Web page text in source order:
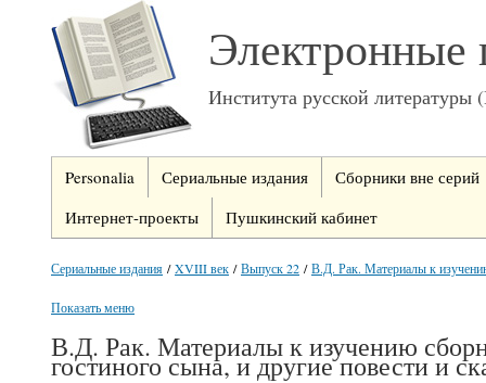
Электронные
Института русской
Personalia Сериальные издания
Сборники вне серий
Интернет-проекты
Пушкинский кабинет
Сериальные издания /XVIII век /Выпуск 22 /В.Д. Рак. Материалы к
Показать меню
В.Д. Рак. Материалы к изучению
гостиного сына, и другие повести и